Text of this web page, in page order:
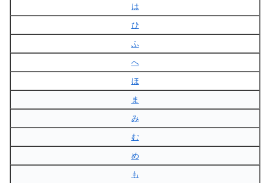
は
ひ
ふ
へ
ほ
ま
み
む
め
も